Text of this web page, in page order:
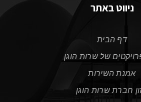
ניווט באתר
דף הבית
של שרות הוגן
אמנת השירות
חברת שרות הוגן